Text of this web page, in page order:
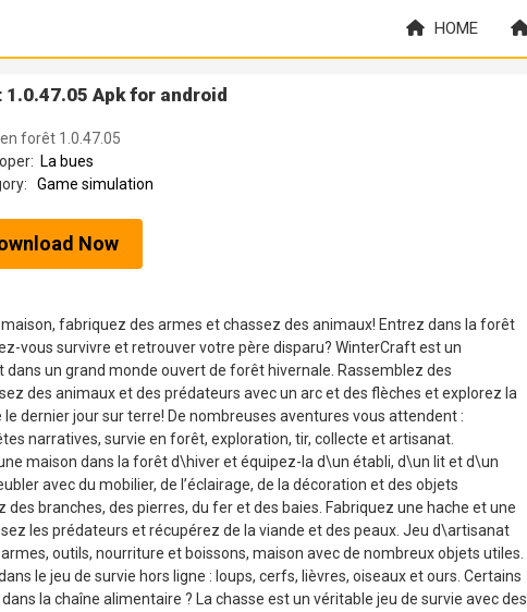
HOME
Apk for android
forêt 1.0.47.05
La bues
Game simulation
Now
fabriquez des armes et chassez des animaux! Entrez dans la forêt
vous survivre et retrouver votre père disparu? WinterCraft est un
un grand monde ouvert de forêt hivernale. Rassemblez des
des animaux et des prédateurs avec un arc et des flèches et explorez la
dernier jour sur terre! De nombreuses aventures vous attendent :
narratives, survie en forêt, exploration, tir, collecte et artisanat.
maison dans la forêt d\hiver et équipez-la d\un établi, d\un lit et d\un
avec du mobilier, de l’éclairage, de la décoration et des objets
branches, des pierres, du fer et des baies. Fabriquez une hache et une
les prédateurs et récupérez de la viande et des peaux. Jeu d\artisanat
outils, nourriture et boissons, maison avec de nombreux objets utiles.
le jeu de survie hors ligne : loups, cerfs, lièvres, oiseaux et ours. Certains
la chaîne alimentaire ? La chasse est un véritable jeu de survie avec des